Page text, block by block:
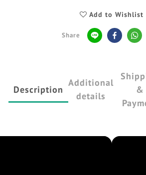
Add to Wishlist
Share
Description
Additional
details
&